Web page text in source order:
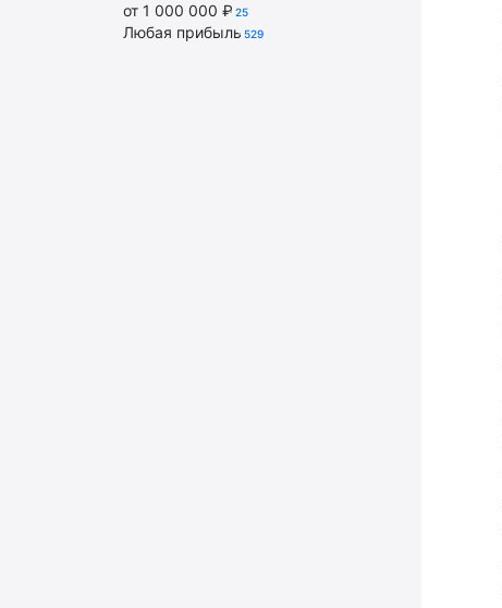
от 1 000 000 ₽ 25
Любая прибыль 529